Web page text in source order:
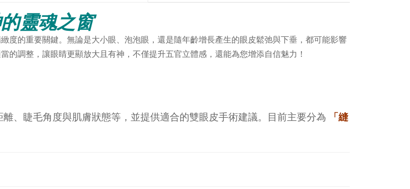
靈魂之窗
度的重要關鍵。無論是大小眼、泡泡眼，還是隨年齡增長產生的眼皮鬆弛與下垂，都可能影響
的調整，讓眼睛更顯放大且有神，不僅提升五官立體感，還能為您增添自信魅力！
、睫毛角度與肌膚狀態等，並提供適合的雙眼皮手術建議。目前主要分為
「縫